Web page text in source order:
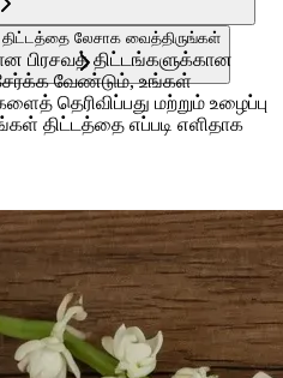
லேசாக வைத்திருங்கள்
பிரசவத் திட்டங்களுக்கான
வேண்டும், உங்கள்
தெரிவிப்பது மற்றும் உழைப்பு
திட்டத்தை எப்படி எளிதாக